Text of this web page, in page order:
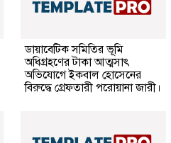
ডায়াবেটিক সমিতির ভূমি
অধিগ্রহণের টাকা আত্মসাৎ
অভিযোগে ইকবাল হোসেনের
বিরুদ্ধে গ্রেফতারী পরোয়ানা জারী।